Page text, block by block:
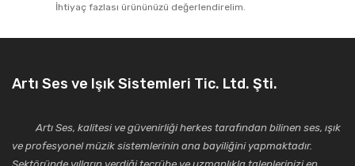
İhtiyaç fazlası ürününüzü değerlendirelim.
Artı Ses ve Işık Sistemleri Tic. Ltd. Şti.
Artı Ses, kalitesi ve güvenirliği herkes tarafından bilinen ses, ışık
ve profesyonel müzik sistemlerinin ana bayiliğini yapmaktadır.
Sektöründe yılların verdiği tecrübe ve uzmanlıkla taleplerinizi en